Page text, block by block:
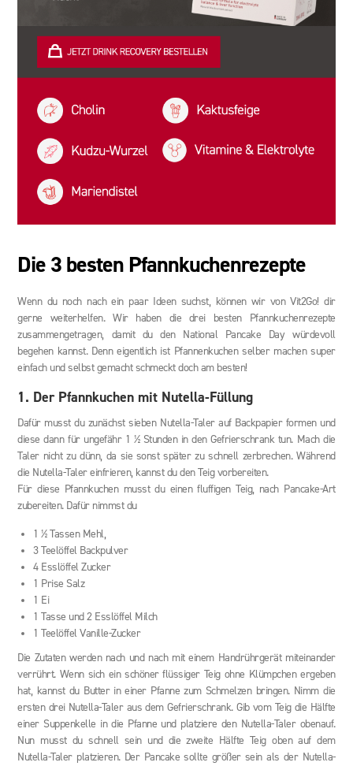
Die 3 besten Pfannkuchenrezepte
Wenn du noch nach ein paar Ideen suchst, können wir von Vit2Go! dir
gerne weiterhelfen. Wir haben die drei besten Pfannkuchenrezepte
zusammengetragen, damit du den National Pancake Day würdevoll
begehen kannst. Denn eigentlich ist Pfannenkuchen selber machen super
einfach und selbst gemacht schmeckt doch am besten!
1. Der Pfannkuchen mit Nutella-Füllung
Dafür musst du zunächst sieben Nutella-Taler auf Backpapier formen und
diese dann für ungefähr 1 ½ Stunden in den Gefrierschrank tun. Mach die
Taler nicht zu dünn, da sie sonst später zu schnell zerbrechen. Während
die Nutella-Taler einfrieren, kannst du den Teig vorbereiten.
Für diese Pfannkuchen musst du einen fluffigen Teig, nach Pancake-Art
zubereiten. Dafür nimmst du
1 ½ Tassen Mehl,
3 Teelöffel Backpulver
4 Esslöffel Zucker
1 Prise Salz
1 Ei
1 Tasse und 2 Esslöffel Milch
1 Teelöffel Vanille-Zucker
Die Zutaten werden nach und nach mit einem Handrührgerät miteinander
verrührt. Wenn sich ein schöner flüssiger Teig ohne Klümpchen ergeben
hat, kannst du Butter in einer Pfanne zum Schmelzen bringen. Nimm die
ersten drei Nutella-Taler aus dem Gefrierschrank. Gib vom Teig die Hälfte
einer Suppenkelle in die Pfanne und platziere den Nutella-Taler obenauf.
Nun musst du schnell sein und die zweite Hälfte Teig oben auf dem
Nutella-Taler platzieren. Der Pancake sollte größer sein als der Nutella-